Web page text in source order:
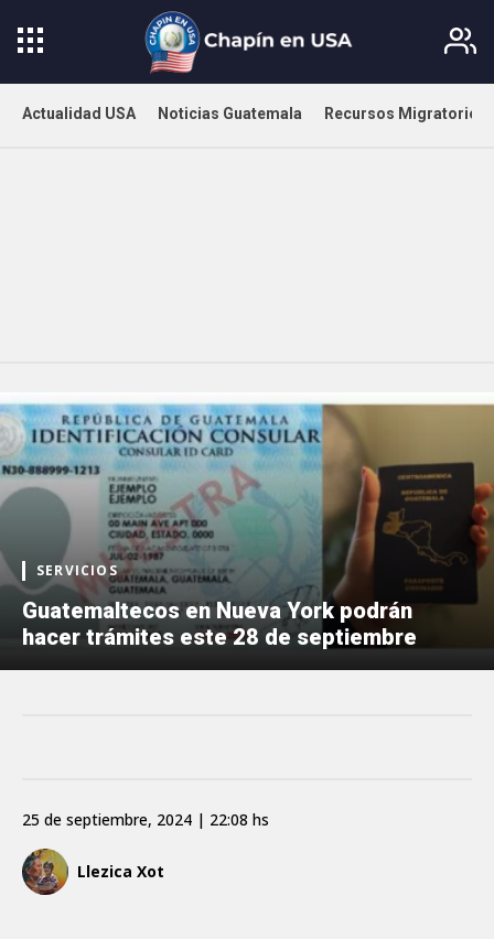
Actualidad USA Noticias Guatemala Recursos Migratorios
SERVICIOS
Guatemaltecos en Nueva York podrán
hacer trámites este 28 de septiembre
Llezica Xot
25 de septiembre, 2024 | 22:08 hs